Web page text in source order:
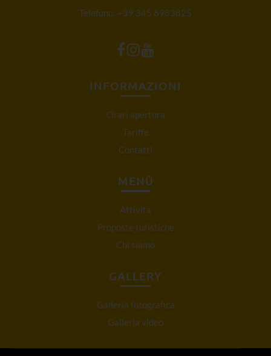
Telefono: +39 345 6983825
INFORMAZIONI
Orari apertura
Tariffe
Contatti
MENÙ
Attività
Proposte turistiche
Chi siamo
GALLERY
Galleria fotografica
Galleria video